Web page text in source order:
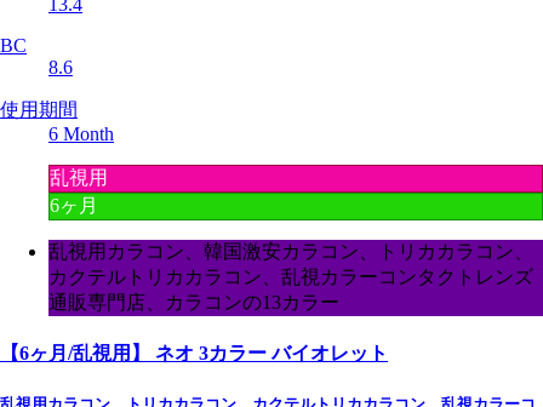
BC
8.6
使用期間
6 Month
乱視用
6ヶ月
乱視用カラコン、韓国激安カラコン、トリカカラコン、
カクテルトリカカラコン、乱視カラーコンタクトレンズ
通販専門店、カラコンの13カラー
【6ヶ月/乱視用】 ネオ 3カラー バイオレット